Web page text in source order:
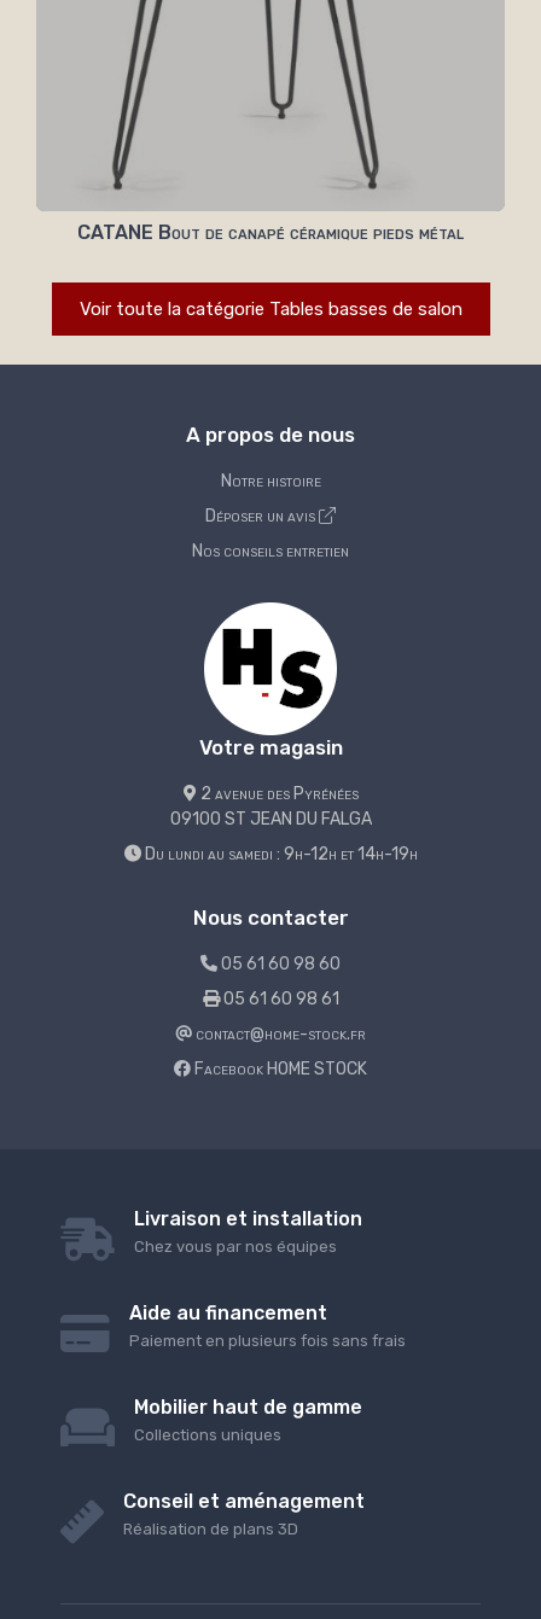
CATANE Bout de canapé céramique pieds métal
Voir toute la catégorie Tables basses de salon
A propos de nous
Notre histoire
Déposer un avis
Nos conseils entretien
Votre magasin
2 avenue des Pyrénées
09100 ST JEAN DU FALGA
Du lundi au samedi : 9h-12h et 14h-19h
Nous contacter
05 61 60 98 60
05 61 60 98 61
contact@home-stock.fr
Facebook HOME STOCK
Livraison et installation
Chez vous par nos équipes
Aide au financement
Paiement en plusieurs fois sans frais
Mobilier haut de gamme
Collections uniques
Conseil et aménagement
Réalisation de plans 3D